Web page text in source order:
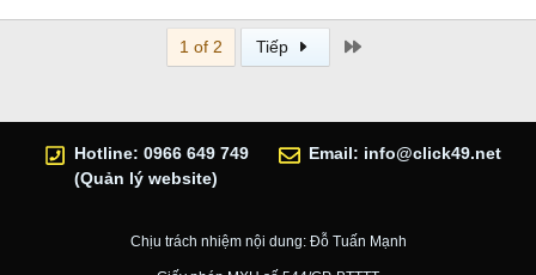
1 of 2 Tiếp
Hotline: 0966 649 749
(Quản lý website)
Email: info@click49.net
Chịu trách nhiệm nội dung: Đỗ Tuấn Mạnh